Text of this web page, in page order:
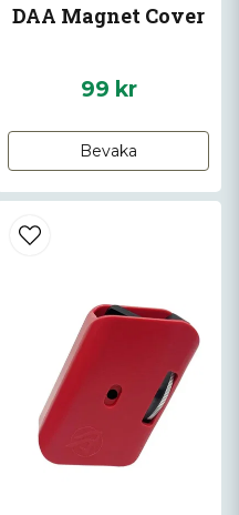
DAA Magnet Cover
99 kr
Bevaka